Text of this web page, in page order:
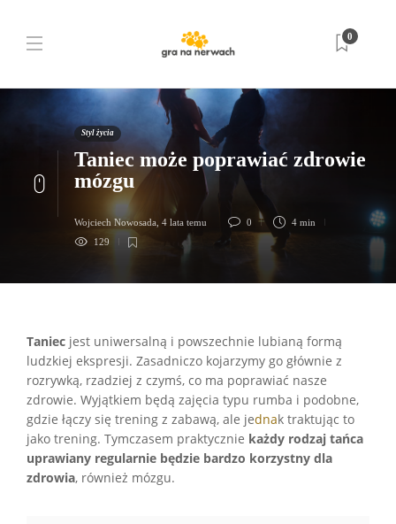
0
Styl życia
Taniec może poprawiać zdrowie
mózgu
Wojciech Nowosada 4 lata temu 0
4 min
129
Taniec jest uniwersalną i powszechnie lubianą formą
ludzkiej ekspresji. Zasadniczo kojarzymy go głównie z
rozrywką, rzadziej z czymś, co ma poprawiać nasze
zdrowie. Wyjątkiem będą zajęcia typu rumba i podobne,
gdzie łączy się trening z zabawą, ale jednak traktując to
jako trening. Tymczasem praktycznie każdy rodzaj tańca
uprawiany regularnie będzie bardzo korzystny dla
zdrowia, również mózgu.